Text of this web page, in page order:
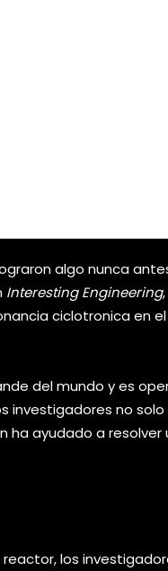
algo nunca
Interesting Engineering
ciclotronica en
del mundo y es
investigadores no
ha ayudado a
los